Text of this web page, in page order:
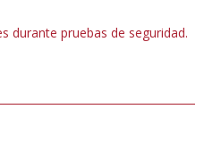
durante pruebas de seguridad.